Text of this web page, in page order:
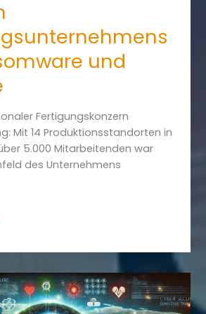
und
Fertigungskonzern
Mit 14 Produktionsstandorten in
5.000 Mitarbeitenden war
des Unternehmens